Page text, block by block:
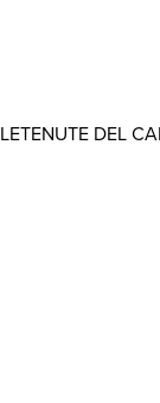
TENUTE DEL